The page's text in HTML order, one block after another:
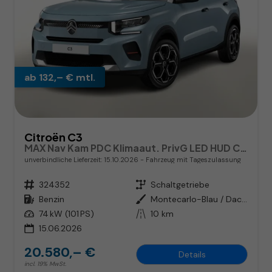
ab 132,– € mtl.
Citroën C3
unverbindliche Lieferzeit: 15.10.2026 Fahrzeug mit Tageszulassung
Fahrzeugnr. 324352 Getriebe Schaltgetriebe
Kraftstoff Benzin Außenfarbe
Montecarlo-Blau / Dachfarbe weiß
Leistung 74 kW (101 PS) Kilometerstand 10 km
15.06.2026
20.580,– €
incl. 19% MwSt.
Details